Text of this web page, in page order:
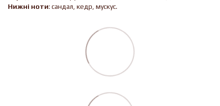
Нижні ноти: сандал, кедр, мускус.